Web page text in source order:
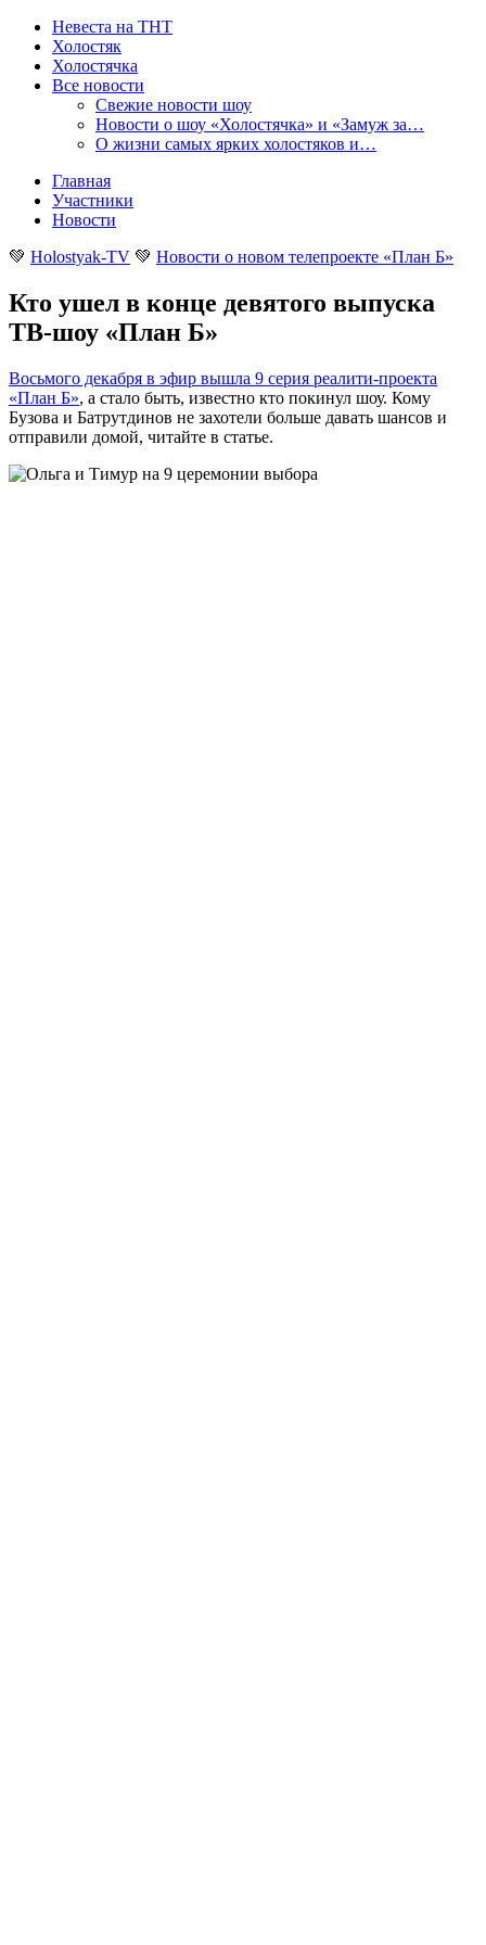
Невеста на ТНТ
Холостяк
Холостячка
Все новости
Свежие новости шоу
Новости о шоу «Холостячка» и «Замуж за…
О жизни самых ярких холостяков и…
Главная
Участники
Новости
💚 Holostyak-TV 💚 Новости о новом телепроекте «План Б»
Кто ушел в конце девятого выпуска
ТВ-шоу «План Б»
Восьмого декабря в эфир вышла 9 серия реалити-проекта
«План Б», а стало быть, известно кто покинул шоу. Кому
Бузова и Батрутдинов не захотели больше давать шансов и
отправили домой, читайте в статье.